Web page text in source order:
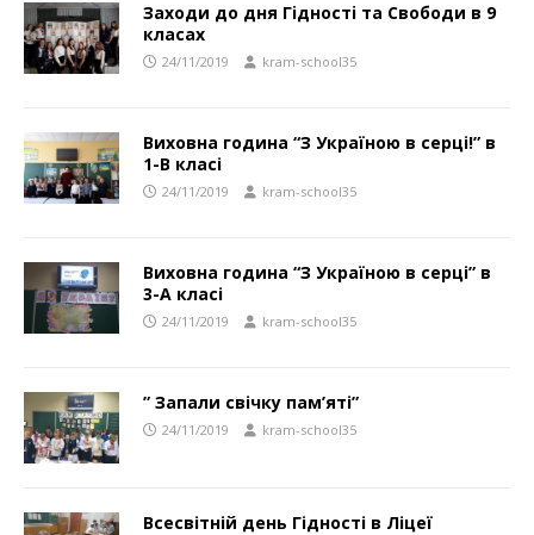
Заходи до дня Гiдностi та Свободи в 9
класах
24/11/2019 kram-school35
Виховна година “З Україною в серці!” в
1-В класі
24/11/2019 kram-school35
Виховна година “З Україною в серці” в
3-А класі
24/11/2019 kram-school35
” Запали свічку пам’яті”
24/11/2019 kram-school35
Всесвітній день Гідності в Ліцеї